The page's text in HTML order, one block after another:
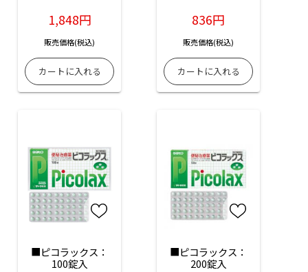
1,848円
販売価格(税込)
836円
販売価格(税込)
■ピコラックス：
100錠入
■ピコラックス：
200錠入